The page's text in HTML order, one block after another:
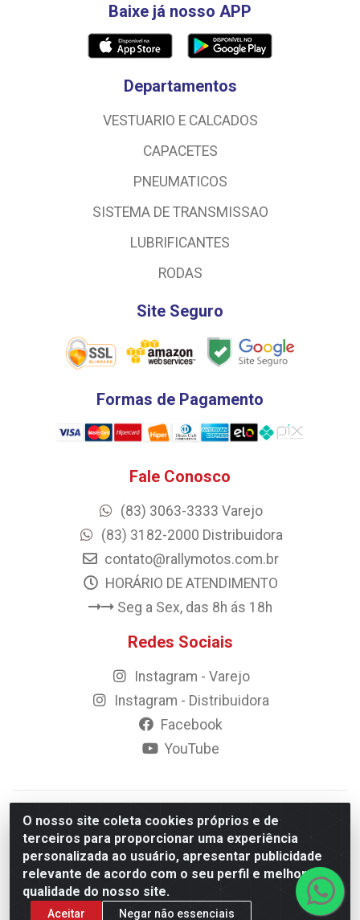
O nosso site coleta cookies próprios e de
terceiros para proporcionar uma experiência
personalizada ao usuário, apresentar publicidade
relevante de acordo com o seu perfil e melhorar a
qualidade do nosso site.
Aceitar Negar não essenciais
Baixe já nosso APP
Departamentos
VESTUARIO E CALCADOS
CAPACETES
PNEUMATICOS
SISTEMA DE TRANSMISSAO
LUBRIFICANTES
RODAS
Site Seguro
Formas de Pagamento
Fale Conosco
(83) 3063-3333 Varejo
(83) 3182-2000 Distribuidora
contato@rallymotos.com.br
HORÁRIO DE ATENDIMENTO
Seg a Sex, das 8h ás 18h
Redes Sociais
Instagram - Varejo
Instagram - Distribuidora
Facebook
YouTube
© 2023 Rally Motos - todos os direitos reservados.
Razão Social: Rally motos distribuidora, importadora e
transportadora de peças LTDA - CNPJ 09.262.859/0001-43 -
Rua Vigário Calixto 2900 - Catolé, Campina Grande/PB